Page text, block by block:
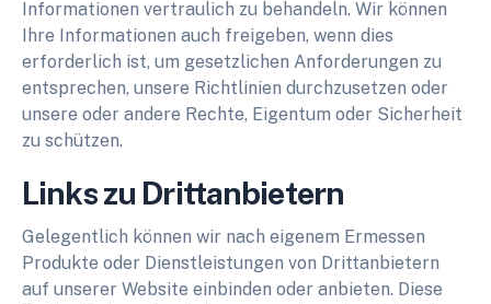
Informationen vertraulich zu behandeln. Wir können
Ihre Informationen auch freigeben, wenn dies
erforderlich ist, um gesetzlichen Anforderungen zu
entsprechen, unsere Richtlinien durchzusetzen oder
unsere oder andere Rechte, Eigentum oder Sicherheit
zu schützen.
Links zu Drittanbietern
Gelegentlich können wir nach eigenem Ermessen
Produkte oder Dienstleistungen von Drittanbietern
auf unserer Website einbinden oder anbieten. Diese